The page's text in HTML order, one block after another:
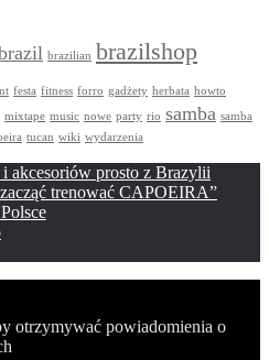
brazilian brazilshop
festa fitness forro gadżety herbata howto
mixtape music nowe party rio samba samba
tucan wiki wydarzenia
akcesoriów prosto z Brazylii
trenować CAPOEIRA”
otrzymywać powiadomienia o